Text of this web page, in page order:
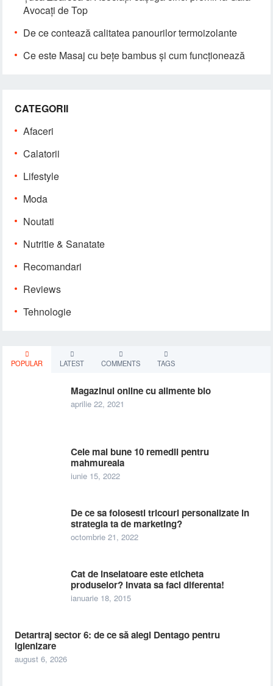
Avocați de Top
De ce contează calitatea panourilor termoizolante
Ce este Masaj cu bețe bambus și cum funcționează
CATEGORII
Afaceri
Calatorii
Lifestyle
Moda
Noutati
Nutritie & Sanatate
Recomandari
Reviews
Tehnologie
POPULAR LATEST COMMENTS TAGS
Magazinul online cu alimente bio
aprilie 22, 2021
Cele mai bune 10 remedii pentru
mahmureala
iunie 15, 2022
De ce sa folosesti tricouri personalizate in
strategia ta de marketing?
octombrie 21, 2022
Cat de inselatoare este eticheta
produselor? Invata sa faci diferenta!
ianuarie 18, 2015
Detartraj sector 6: de ce să alegi Dentago pentru
igienizare
august 6, 2026